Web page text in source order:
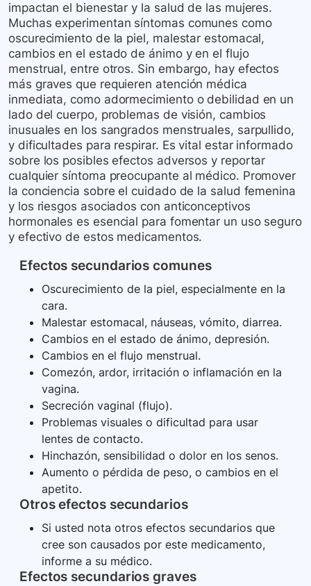
impactan el bienestar y la salud de las mujeres.
Muchas experimentan síntomas comunes como
oscurecimiento de la piel, malestar estomacal,
cambios en el estado de ánimo y en el flujo
menstrual, entre otros. Sin embargo, hay efectos
más graves que requieren atención médica
inmediata, como adormecimiento o debilidad en un
lado del cuerpo, problemas de visión, cambios
inusuales en los sangrados menstruales, sarpullido,
y dificultades para respirar. Es vital estar informado
sobre los posibles efectos adversos y reportar
cualquier síntoma preocupante al médico. Promover
la conciencia sobre el cuidado de la salud femenina
y los riesgos asociados con anticonceptivos
hormonales es esencial para fomentar un uso seguro
y efectivo de estos medicamentos.
Efectos secundarios comunes
Oscurecimiento de la piel, especialmente en la
cara.
Malestar estomacal, náuseas, vómito, diarrea.
Cambios en el estado de ánimo, depresión.
Cambios en el flujo menstrual.
Comezón, ardor, irritación o inflamación en la
vagina.
Secreción vaginal (flujo).
Problemas visuales o dificultad para usar
lentes de contacto.
Hinchazón, sensibilidad o dolor en los senos.
Aumento o pérdida de peso, o cambios en el
apetito.
Otros efectos secundarios
Si usted nota otros efectos secundarios que
cree son causados ​​por este medicamento,
informe a su médico.
Efectos secundarios graves